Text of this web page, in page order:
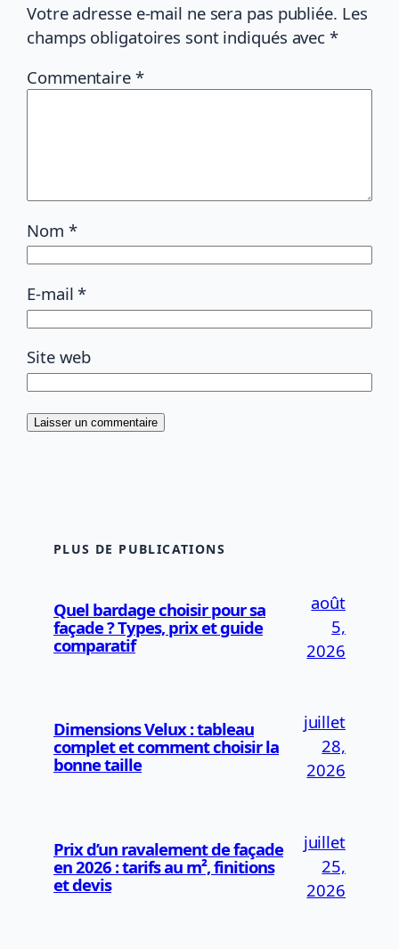
Votre adresse e-mail ne sera pas publiée. Les
champs obligatoires sont indiqués avec*
Commentaire *
Nom *
E-mail*
Site web
PLUS DE PUBLICATIONS
Quel bardage choisir pour sa
façade ? Types, prix et guide
comparatif
août
5,
2026
Dimensions Velux : tableau
complet et comment choisir la
bonne taille
juillet
28,
2026
Prix d’un ravalement de façade
en 2026 : tarifs au m², finitions
et devis
juillet
25,
2026